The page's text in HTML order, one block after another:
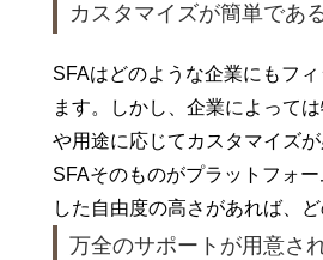
カスタマイズが簡単であ
SFAはどのような企業にもフ
ます。しかし、企業によって
や用途に応じてカスタマイズ
SFAそのものがプラットフォ
した自由度の高さがあれば、
万全のサポートが用意さ